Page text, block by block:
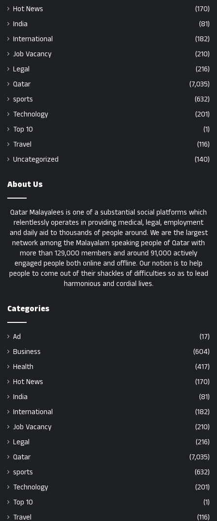
Hot News
(170)
India
(81)
International
(182)
Job Vacancy
(210)
Legal
(216)
Qatar
(7,035)
sports
(632)
Technology
(201)
Top 10
(1)
Travel
(116)
Uncategorized
(140)
About Us
Qatar Malayalees is one of a substantial social platforms which
relentlessly operates in providing medical, legal, employment
and daily aid to thousands of people around. We are the largest
network among the Malayalam speaking people of Qatar with
more than 129,000 members and around 91,000 actively
engaged people both online and offline. Our notion is to help
people to come out of their shackles of difficulties so as to lead
harmonious and cordial lives.
Categories
Ad
(17)
Business
(604)
Health
(417)
Hot News
(170)
India
(81)
International
(182)
Job Vacancy
(210)
Legal
(216)
Qatar
(7,035)
sports
(632)
Technology
(201)
Top 10
(1)
Travel
(116)